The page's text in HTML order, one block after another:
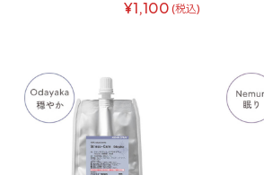
¥1,100 (税込)